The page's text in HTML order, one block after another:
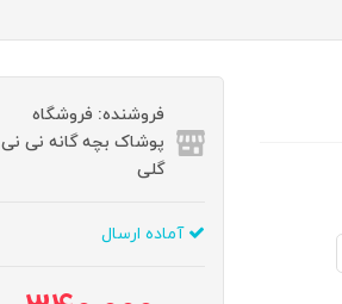
فروشنده: فروشگاه
پوشاک بچه گانه نی نی
گلی
آماده ارسال